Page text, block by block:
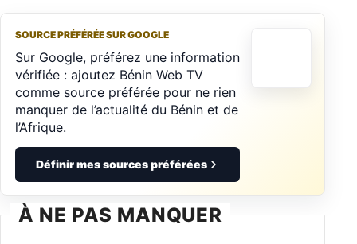
SOURCE PRÉFÉRÉE SUR GOOGLE
Sur Google, préférez une information
vérifiée : ajoutez Bénin Web TV
comme source préférée pour ne rien
manquer de l’actualité du Bénin et de
l’Afrique.
Définir mes sources préférées
À NE PAS MANQUER